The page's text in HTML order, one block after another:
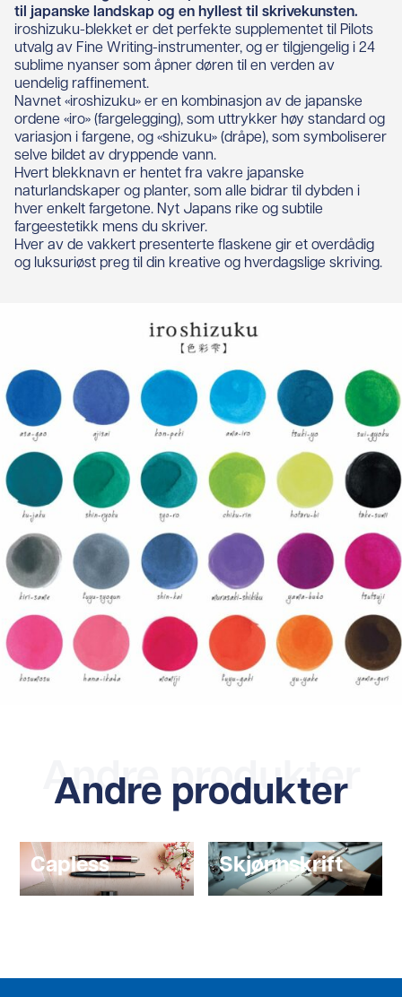
til japanske landskap og en hyllest til skrivekunsten.
iroshizuku-blekket er det perfekte supplementet til Pilots
utvalg av Fine Writing-instrumenter, og er tilgjengelig i 24
sublime nyanser som åpner døren til en verden av
uendelig raffinement.
Navnet «iroshizuku» er en kombinasjon av de japanske
ordene «iro» (fargelegging), som uttrykker høy standard og
variasjon i fargene, og «shizuku» (dråpe), som symboliserer
selve bildet av dryppende vann.
Hvert blekknavn er hentet fra vakre japanske
naturlandskaper og planter, som alle bidrar til dybden i
hver enkelt fargetone. Nyt Japans rike og subtile
fargeestetikk mens du skriver.
Hver av de vakkert presenterte flaskene gir et overdådig
og luksuriøst preg til din kreative og hverdagslige skriving.
Andre produkter
Andre produkter
Capless Skjønnskrift